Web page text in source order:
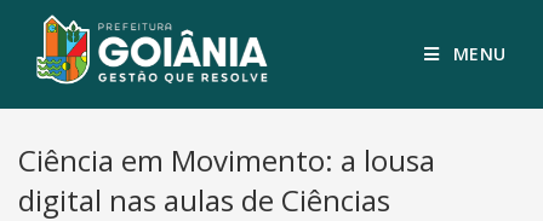
MENU
Ciência em Movimento: a lousa
digital nas aulas de Ciências